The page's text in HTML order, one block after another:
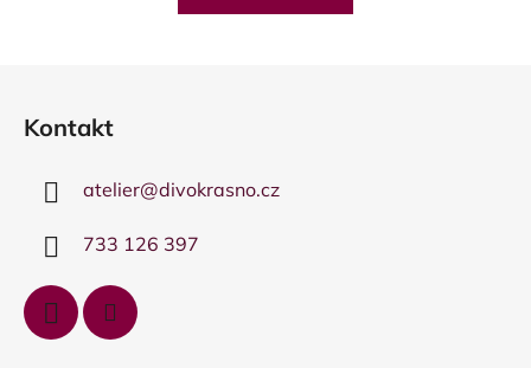
5
Kontakt
atelier@divokrasno.cz
733 126 397